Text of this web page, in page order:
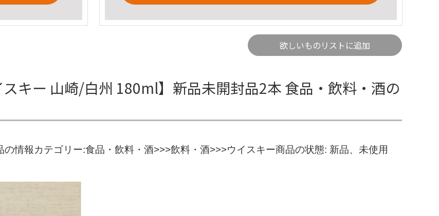
欲しいものリストに追加
スキー 山崎/白州 180ml】新品未開封品2本 食品・飲料・酒の
情報カテゴリー:食品・飲料・酒>>>飲料・酒>>>ウイスキー商品の状態: 新品、未使用